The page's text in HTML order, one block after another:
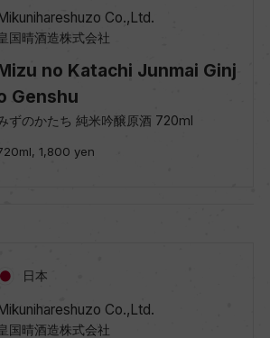
Mikunihareshuzo Co.,Ltd.
国晴酒造株式会社
no Katachi Junmai Ginj
Genshu
ずのかたち 純米吟醸原酒 720ml
1,800 yen
日本
Co.,Ltd.
国晴酒造株式会社